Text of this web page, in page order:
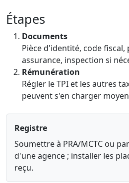
Étapes
Documents
Pièce d'identité, code
assurance, inspection si
Rémunération
Régler le TPI et les autres
peuvent s'en charger
Registre
Soumettre à PRA/MCTC ou
d'une agence ; installer les
reçu.